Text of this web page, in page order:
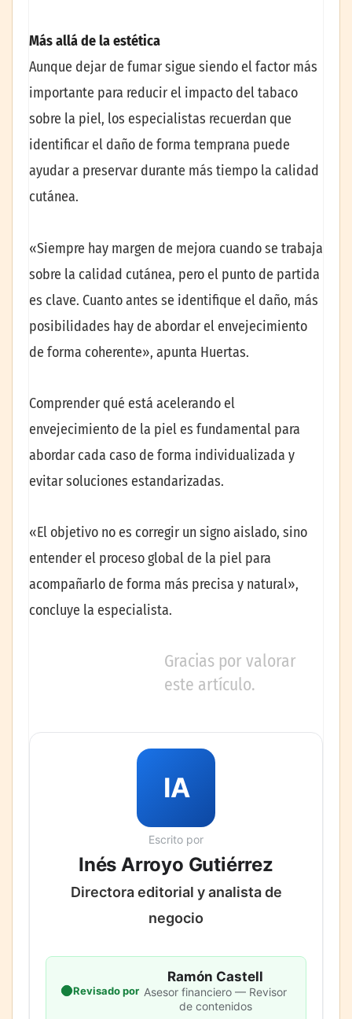
Más allá de la estética
Aunque dejar de fumar sigue siendo el factor más
importante para reducir el impacto del tabaco
sobre la piel, los especialistas recuerdan que
identificar el daño de forma temprana puede
ayudar a preservar durante más tiempo la calidad
cutánea.
«Siempre hay margen de mejora cuando se trabaja
sobre la calidad cutánea, pero el punto de partida
es clave. Cuanto antes se identifique el daño, más
posibilidades hay de abordar el envejecimiento
de forma coherente», apunta Huertas.
Comprender qué está acelerando el
envejecimiento de la piel es fundamental para
abordar cada caso de forma individualizada y
evitar soluciones estandarizadas.
«El objetivo no es corregir un signo aislado, sino
entender el proceso global de la piel para
acompañarlo de forma más precisa y natural»,
concluye la especialista.
Gracias por valorar
este artículo.
IA
Escrito por
Inés Arroyo Gutiérrez
Directora editorial y analista de
negocio
Revisado por
Ramón Castell
Asesor financiero — Revisor
de contenidos